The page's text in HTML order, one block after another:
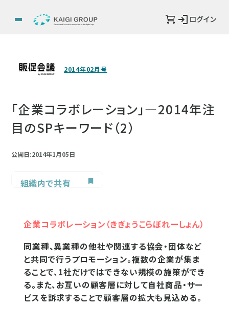
ログイン
2014年02月号
「企業コラボレーション」―2014年注
目のSPキーワード（2）
公開日:2014年1月05日
組織内で共有
企業コラボレーション（きぎょうこらぼれーしょん）
同業種、異業種の他社や関連する協会・団体など
と共同で行うプロモーション。複数の企業が集ま
ることで、1社だけではできない規模の施策ができ
る。また、お互いの顧客層に対して自社商品・サー
ビスを訴求することで顧客層の拡大も見込める。